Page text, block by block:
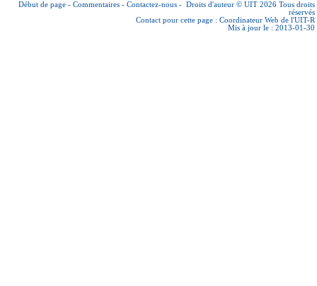
Début de page - Commentaires - Contactez-nous - Droits d'auteur © UIT 2026 Tous droits
réservés
Contact pour cette page : Coordinateur Web de l'UIT-R
Mis à jour le : 2013-01-30